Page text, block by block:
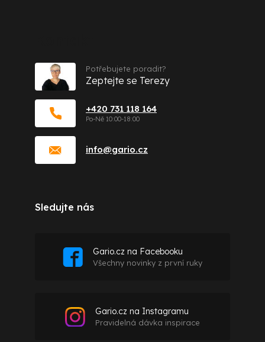
info@gario.cz
+420 731 118 164
Potřebujete poradit?
Zeptejte se Terezy
Sledujte nás
Gario.cz na Facebooku
Všechny novinky z první ruky
Gario.cz na Instagramu
Pravidelná dávka inspirace